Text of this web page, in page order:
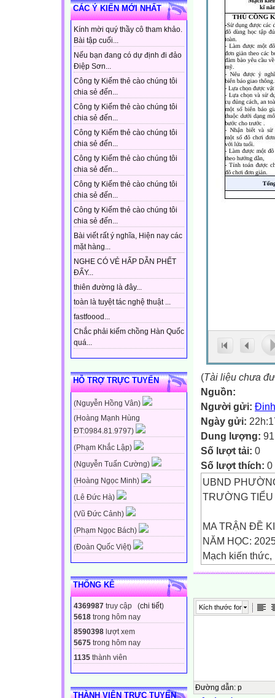
CÁC Ý KIẾN MỚI NHẤT
Kính mời quý thầy cô tham khảo.
Bài tập cuối...
Nếu bạn đang có dự định đi đảo
Điệp Sơn...
Công ty Kiếm thẻ cào chúng tôi
chia sẻ đến...
Công ty Kiếm thẻ cào chúng tôi
chia sẻ đến...
Công ty Kiếm thẻ cào chúng tôi
chia sẻ đến...
Công ty Kiếm thẻ cào chúng tôi
chia sẻ đến...
Công ty Kiếm thẻ cào chúng tôi
chia sẻ đến...
Công ty Kiếm thẻ cào chúng tôi
chia sẻ đến...
Bài viết rất ý nghĩa, Hiện nay các
mặt hàng...
NGHE CÓ VẺ HẤP DẪN PHẾT
ĐẤY...
thiên đường là đây...
toàn là tuyệt tác nghệ thuật ...
fastfoood...
Chắc phải kiếm chồng Hàn Quốc
quá...
HỖ TRỢ TRỰC TUYẾN
(Nguyễn Hồng Vân)
(Hoàng Mạnh Hùng
ĐT:0984.81.9797)
(Phạm Khắc Lập)
(Nguyễn Tuấn Cường)
(Hoàng Ngọc Minh)
(Lê Đức Hà)
(Vũ Đức Cảnh)
(Phạm Ngọc Bách)
(Đoàn Quốc Việt)
THỐNG KÊ
4369987 truy cập (chi tiết)
5618 trong hôm nay
8590398 lượt xem
5675 trong hôm nay
1135 thành viên
THÀNH VIÊN TRỰC TUYẾN
(Tài liệu chưa
Nguồn:
Người gửi:
Ngày gửi:
Dung lượng:
Số lượt tải: 0
Số lượt thích: 0
UBND
TRƯỜNG
MA TRẬN ĐỀ
NĂM HỌC:
Mạch kiến thức,
kĩ năng
Số câu và số
điểm
Kích thước font
Đường dẫn: p